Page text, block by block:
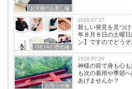
お洋服のお直し編
ISEYAの歴史編
2026.07.27
新しい発見を見つ
年８月８日の土曜
ン】ですのでどう
お知らせ編
2026.07.26
神様の前で身も心
も次の着用や季節
あげませんか？